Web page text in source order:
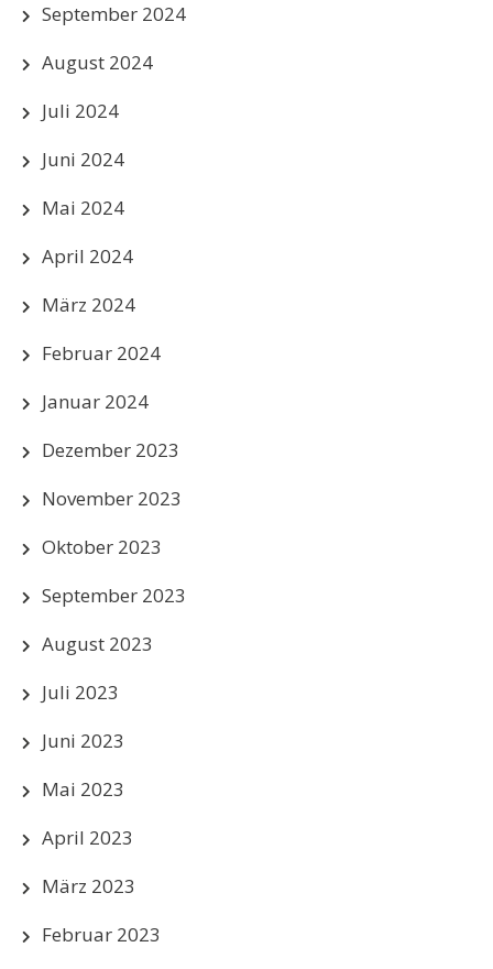
September 2024
August 2024
Juli 2024
Juni 2024
Mai 2024
April 2024
März 2024
Februar 2024
Januar 2024
Dezember 2023
November 2023
Oktober 2023
September 2023
August 2023
Juli 2023
Juni 2023
Mai 2023
April 2023
März 2023
Februar 2023